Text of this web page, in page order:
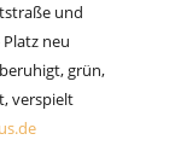
und
neu
grün,
verspielt